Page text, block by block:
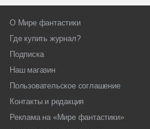
О Мире фантастики
Где купить журнал?
Подписка
Наш магазин
Пользовательское соглашение
Контакты и редакция
Реклама на «Мире фантастики»